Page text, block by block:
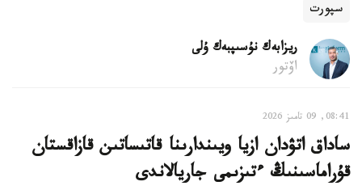
سپورت
ريزابەك نۇسىپبەك ۇلى
اۆتور
08:41, 09 تامىز 2026
ساداق اتۋدان ازيا ويىندارىنا قاتىساتىن قازاقستان
قۇراماسىنىڭ ءتىزىمى جاريالاندى